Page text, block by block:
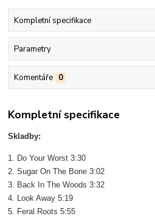
Kompletní specifikace
Parametry
Komentáře 0
Kompletní specifikace
Skladby:
1. Do Your Worst 3:30
2. Sugar On The Bone 3:02
3. Back In The Woods 3:32
4. Look Away 5:19
5. Feral Roots 5:55